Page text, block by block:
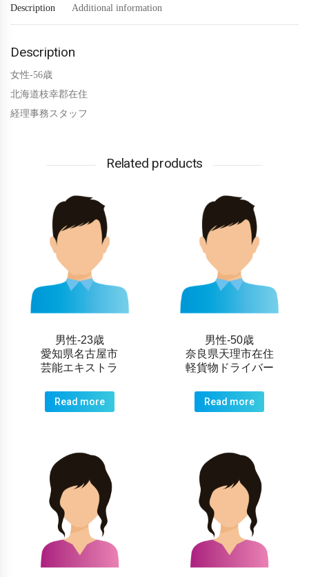
Description Additional information
Description
女性-56歳
北海道枝幸郡在住
経理事務スタッフ
Related products
男性-23歳
愛知県名古屋市
芸能エキストラ
Read more
男性-50歳
奈良県天理市在住
軽貨物ドライバー
Read more